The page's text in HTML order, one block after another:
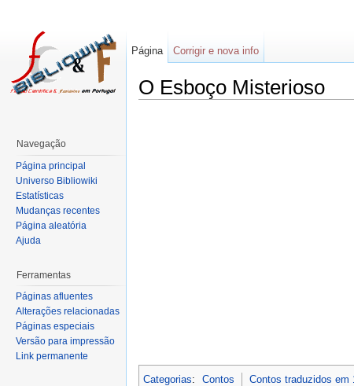
O Esboço Misterioso
Categorias: Contos Contos traduzidos em
Página Corrigir e nova info
Navegação
Página principal
Universo Bibliowiki
Estatísticas
Mudanças recentes
Página aleatória
Ajuda
Ferramentas
Páginas afluentes
Alterações relacionadas
Páginas especiais
Versão para impressão
Link permanente